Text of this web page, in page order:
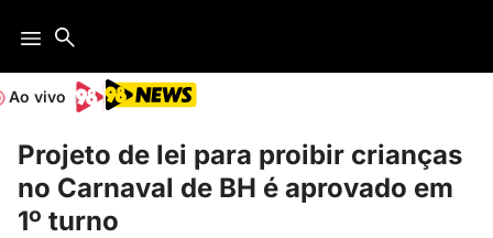
Ao vivo
Projeto de lei para proibir crianças
no Carnaval de BH é aprovado em
1º turno